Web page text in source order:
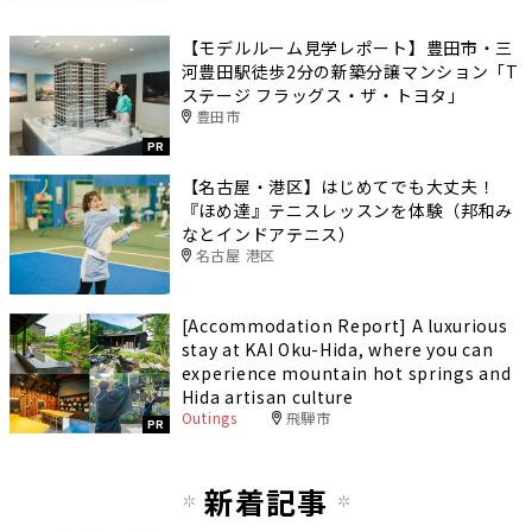
PR
【モデルルーム見学レポート】豊田市・三
河豊田駅徒歩2分の新築分譲マンション「T
ステージ フラッグス・ザ・トヨタ」
豊田市
【名古屋・港区】はじめてでも大丈夫！
『ほめ達』テニスレッスンを体験（邦和み
なとインドアテニス）
名古屋 港区
PR
[Accommodation Report] A luxurious
stay at KAI Oku-Hida, where you can
experience mountain hot springs and
Hida artisan culture
Outings 飛騨市
新着記事